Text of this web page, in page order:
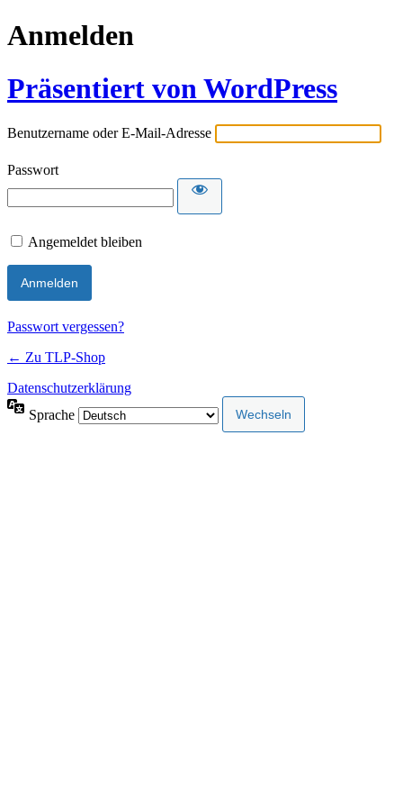
Anmelden
Präsentiert von WordPress
Benutzername oder E-Mail-Adresse
Passwort
Angemeldet bleiben
Passwort vergessen?
← Zu TLP-Shop
Datenschutzerklärung
Sprache